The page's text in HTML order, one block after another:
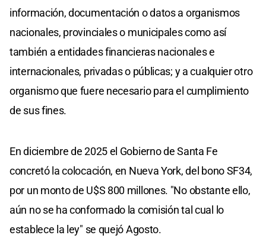
información, documentación o datos a organismos
nacionales, provinciales o municipales como así
también a entidades financieras nacionales e
internacionales, privadas o públicas; y a cualquier otro
organismo que fuere necesario para el cumplimiento
de sus fines.
En diciembre de 2025 el Gobierno de Santa Fe
concretó la colocación, en Nueva York, del bono SF34,
por un monto de U$S 800 millones. "No obstante ello,
aún no se ha conformado la comisión tal cual lo
establece la ley" se quejó Agosto.